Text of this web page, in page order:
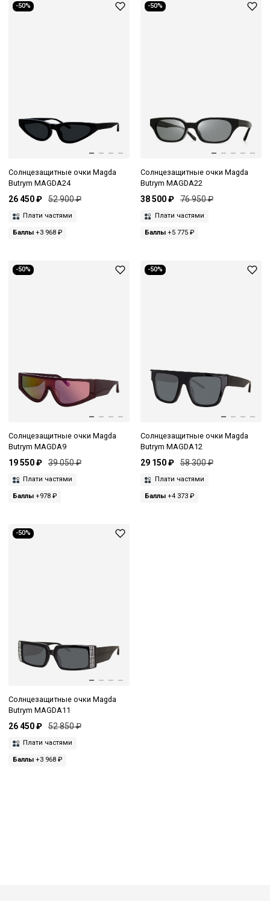
-50%
Солнцезащитные очки Magda
Butrym MAGDA24
26 450 ₽ 52 900 ₽
Плати частями
Баллы +3 968 ₽
-50%
Солнцезащитные очки Magda
Butrym MAGDA22
38 500 ₽ 76 950 ₽
Плати частями
Баллы+5 775 ₽
-50%
Солнцезащитные очки Magda
Butrym MAGDA9
19 550 ₽ 39 050 ₽
Плати частями
Баллы +978 ₽
-50%
Солнцезащитные очки Magda
Butrym MAGDA12
29 150 ₽ 58 300 ₽
Плати частями
Баллы+4 373 ₽
-50%
Солнцезащитные очки Magda
Butrym MAGDA11
26 450 ₽ 52 850 ₽
Плати частями
Баллы +3 968 ₽